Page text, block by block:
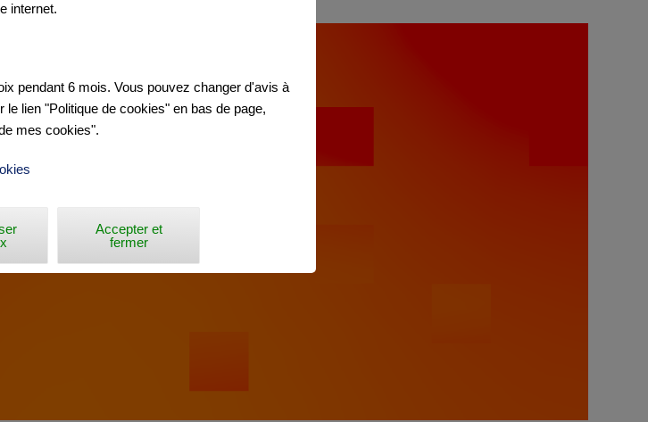
internet.
pendant 6 mois. Vous pouvez changer d'avis à
le lien "Politique de cookies" en bas de page,
mes cookies".
Accepter et
fermer